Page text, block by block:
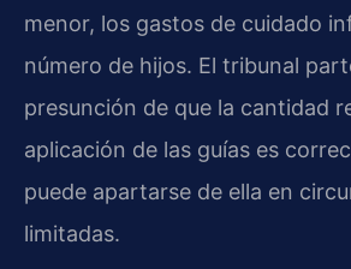
menor, los gastos de cuidado
número de hijos. El tribunal
presunción de que la cantidad
aplicación de las guías es
puede apartarse de ella en
limitadas.